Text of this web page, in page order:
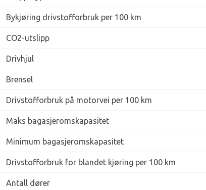
Bykjøring drivstofforbruk per 100 km
CO2-utslipp
Drivhjul
Brensel
Drivstofforbruk på motorvei per 100 km
Maks bagasjeromskapasitet
Minimum bagasjeromskapasitet
Drivstofforbruk for blandet kjøring per 100 km
Antall dører